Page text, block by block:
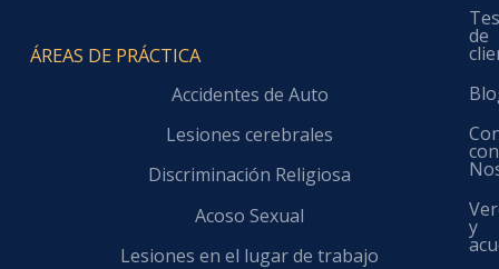
ÁREAS DE PRÁCTICA
Accidentes de Auto
Lesiones cerebrales
Discriminación Religiosa
Acoso Sexual
Lesiones en el lugar de trabajo
de
con
y